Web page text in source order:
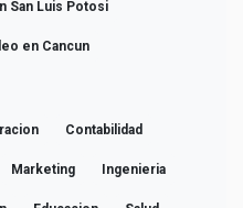
San Luis Potosi
en Cancun
Contabilidad
Marketing Ingenieria